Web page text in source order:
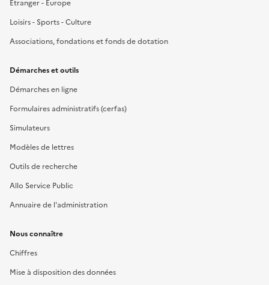
Étranger - Europe
Loisirs - Sports - Culture
Associations, fondations et fonds de dotation
Démarches et outils
Démarches en ligne
Formulaires administratifs (cerfas)
Simulateurs
Modèles de lettres
Outils de recherche
Allo Service Public
Annuaire de l'administration
Nous connaître
Chiffres
Mise à disposition des données